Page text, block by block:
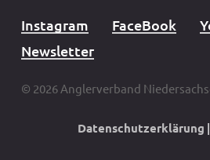
Instagram FaceBook
Newsletter
© 2026 Anglerverband
Datenschutzerklärung |